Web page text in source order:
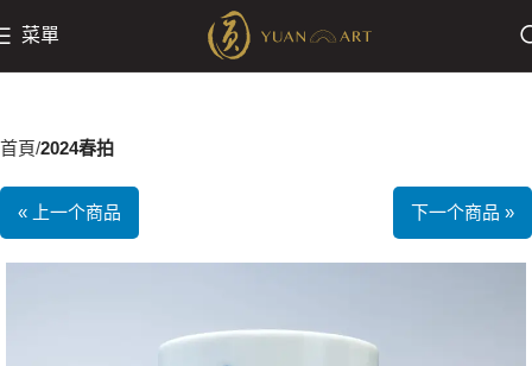
菜單
首頁 2024春拍
« 上一个商品 下一个商品 »